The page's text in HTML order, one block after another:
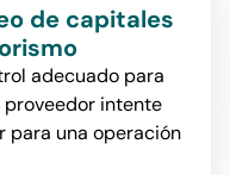
de capitales
adecuado para
intente
para una operación